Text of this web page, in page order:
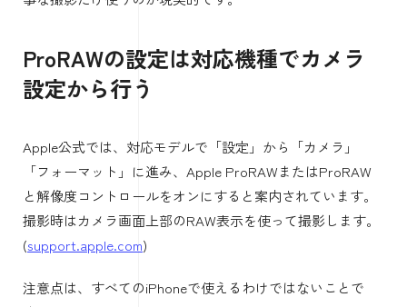
iPhoneのProモデルを使っているなら、Apple ProRAWも選
Apple公式では、Apple ProRAWは通常のRAW形式の情報と
iPhoneの画像処理を組み合わせ、露出、色、ホワイトバラ
ンスの編集で柔軟性が高いと説明されています。
(support.apple.com)
す。